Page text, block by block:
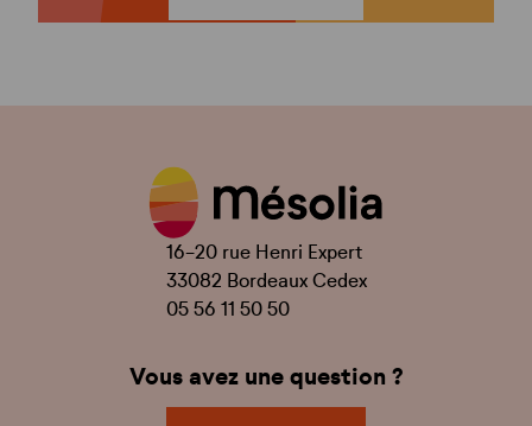
16-20 rue Henri Expert
33082 Bordeaux Cedex
05 56 11 50 50
Vous avez une question ?